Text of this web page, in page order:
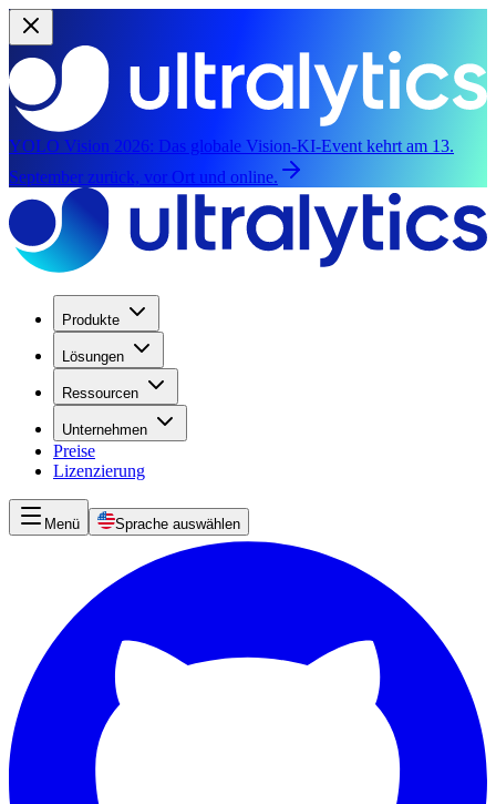
YOLO Vision 2026: Das globale Vision-KI-Event kehrt am 13.
September zurück, vor Ort und online.
Produkte
Lösungen
Ressourcen
Unternehmen
Preise
Lizenzierung
Menü Sprache auswählen